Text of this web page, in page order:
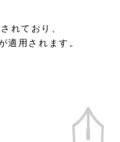
れており、
適用されます。